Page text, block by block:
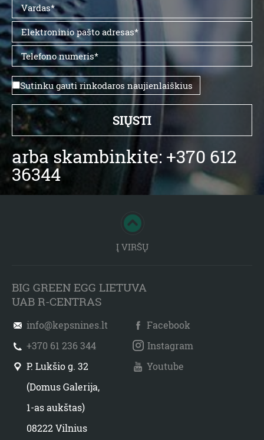
Sutinku gauti rinkodaros naujienlaiškius
arba skambinkite: +370 612
36344
Į VIRŠŲ
BIG GREEN EGG LIETUVA
UAB R-CENTRAS
info@kepsnines.lt
+370 61 236 344
P. Lukšio g. 32
(Domus Galerija,
1-as aukštas)
08222 Vilnius
Facebook
Instagram
Youtube